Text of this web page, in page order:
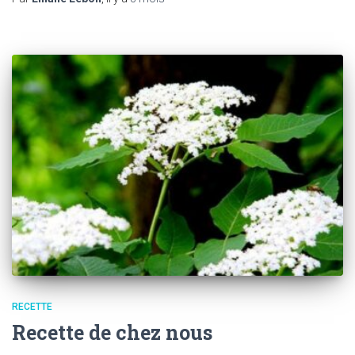
RECETTE
Recette de chez nous